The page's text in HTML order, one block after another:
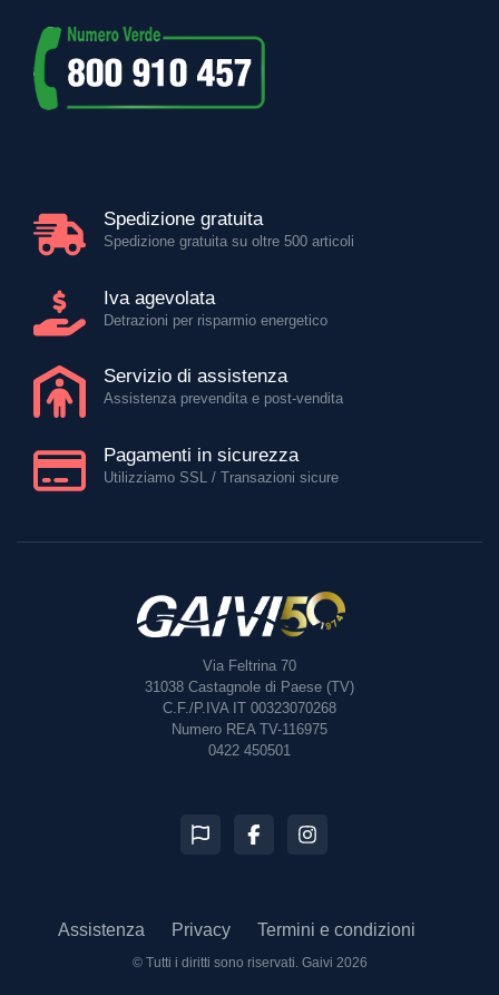
Spedizione gratuita
Spedizione gratuita su oltre 500 articoli
Iva agevolata
Detrazioni per risparmio energetico
Servizio di assistenza
Assistenza prevendita e post-vendita
Pagamenti in sicurezza
Utilizziamo SSL / Transazioni sicure
Via Feltrina 70
31038 Castagnole di Paese (TV)
C.F./P.IVA IT 00323070268
Numero REA TV-116975
0422 450501
Assistenza Privacy Termini e condizioni
© Tutti i diritti sono riservati. Gaivi 2026